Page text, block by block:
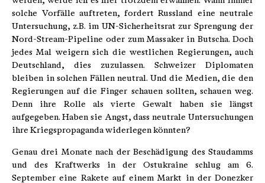
solche Vorfälle auftreten, fordert Russland eine neutrale
Untersuchung, z.B. im UN-Sicherheitsrat zur Sprengung der
Nord-Stream-Pipeline oder zum Massaker in Butscha. Doch
jedes Mal weigern sich die westlichen Regierungen, auch
Deutschland, dies zuzulassen. Schweizer Diplomaten
bleiben in solchen Fällen neutral. Und die Medien, die den
Regierungen auf die Finger schauen sollten, schauen weg.
Denn ihre Rolle als vierte Gewalt haben sie längst
aufgegeben. Haben sie Angst, dass neutrale Untersuchungen
ihre Kriegspropaganda widerlegen könnten?
Genau drei Monate nach der Beschädigung des Staudamms
und des Kraftwerks in der Ostukraine schlug am 6.
September eine Rakete auf einem Markt in der Donezker